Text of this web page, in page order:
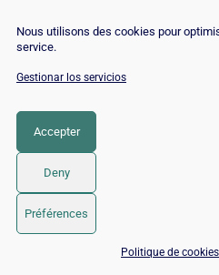
Nous utilisons des cookies pour
service.
Gestionar los servicios
Accepter
Deny
Préférences
Politique de cookies
RankSense
CATEGORÍA
© 2026 Twaino
📅 Reservar 15 min con